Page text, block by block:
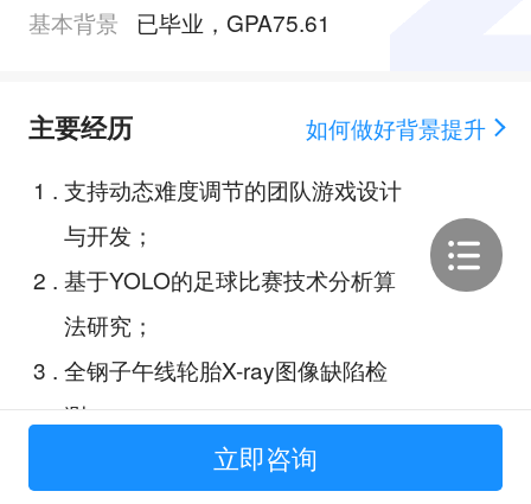
基本背景
已毕业，GPA75.61
主要经历
如何做好背景提升
1 . 支持动态难度调节的团队游戏设计
与开发；
2 . 基于YOLO的足球比赛技术分析算
法研究；
3 . 全钢子午线轮胎X-ray图像缺陷检
测；
立即咨询